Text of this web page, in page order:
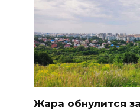
Жара обнулится